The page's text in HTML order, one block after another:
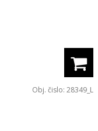
Obj. čislo:28349_L